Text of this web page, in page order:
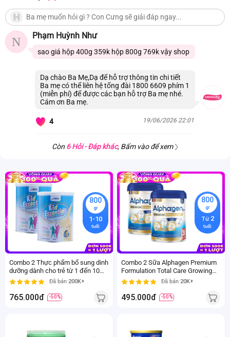
Cholecalciferol (Vitamin D3), Cyanocobalamin (Vitamin
B12)), Taurin, Nucleotide (Cytidine-5'- axít monophosphoric,
Dinatri uridine-5'-monophosphat, Adenosine-5' axít
monophosphoric, Dinatri guanosine-5'-monophosphat,
tartrate. *Sản phẩm có chứa Milk Lipid Complex (Béo sữa và
sn-2 palmitate) 5,3%.
N Phạm Huỳnh Như
sao giá hộp 400g 359k hộp 800g 769k vậy shop
Dạ chào Ba Mẹ,Dạ để hỗ trợ thông tin chi tiết
Ba mẹ có thể liên hệ tổng đài 1800 6609 phím 1
(miễn phí) để được các bạn hỗ trợ Ba mẹ nhé.
Cám ơn Ba mẹ.
4 19/06/2026 22:01
Còn 6 Hỏi - Đáp khác, Bấm vào để xem
800
gr
1-10
tuổi
Combo 2 Thực phẩm bổ sung dinh
dưỡng dành cho trẻ từ 1 đến 10
tuổi Kid Essentials Nutritionally
Complete vị vani
Đã bán 200K+
765.000đ -50%
800
gr
Từ 2
tuổi
Combo 2 Sữa Alphagen Premium
Formulation Total Care Growing
Up Formula 800g (từ 24 tháng trở
lên)
Đã bán 20K+
495.000đ -50%